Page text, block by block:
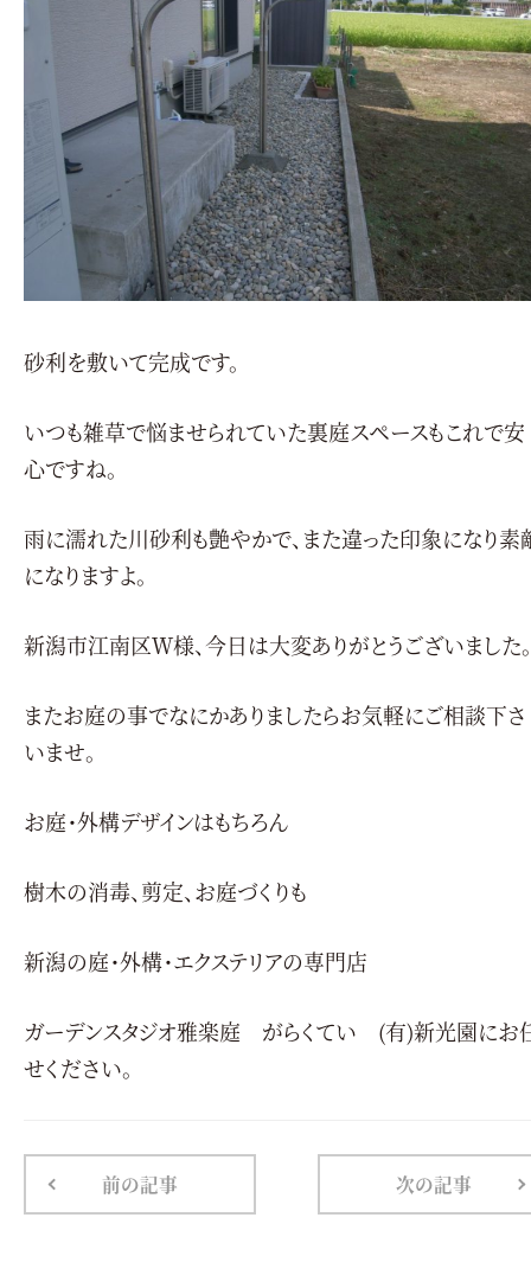
砂利を敷いて完成です。
いつも雑草で悩ませられていた裏庭スペースもこれで安
心ですね。
雨に濡れた川砂利も艶やかで、また違った印象になり素
になりますよ。
新潟市江南区Ｗ様、今日は大変ありがとうございました。
またお庭の事でなにかありましたらお気軽にご相談下さ
いませ。
お庭・外構デザインはもちろん
樹木の消毒、剪定、お庭づくりも
新潟の庭・外構・エクステリアの専門店
ガーデンスタジオ雅楽庭 がらくてい (有)新光園にお
せください。
前の記事 次の記事